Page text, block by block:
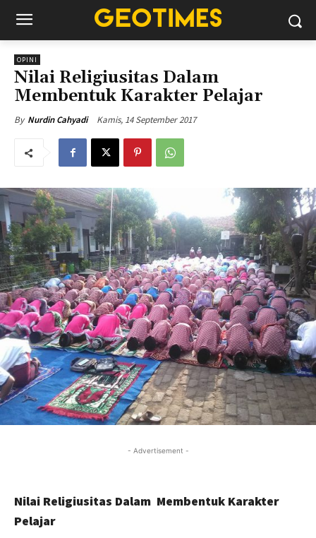
OPINI
Nilai Religiusitas Dalam
Membentuk Karakter Pelajar
By Nurdin Cahyadi Kamis, 14 September 2017
- Advertisement -
Nilai Religiusitas Dalam Membentuk Karakter
Pelajar